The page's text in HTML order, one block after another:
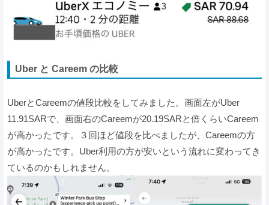
Uber と Careem の比較
UberとCareemの値段比較をしてみました。画面左がUber
11.91SARで、画面右のCareemが20.19SARと倍くらいCareem
が高かったです。３回ほど値段を比べましたが、Careemの方
が高かったです。Uber利用の方が安いという流れに変わってき
ているのかもしれません。